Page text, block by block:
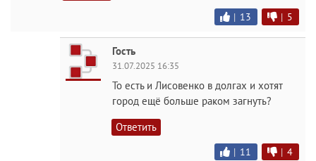
| 13 | 5
Гость
31.07.2025 16:35
То есть и Лисовенко в долгах и хотят
город ещё больше раком загнуть?
Ответить
| 11 | 4